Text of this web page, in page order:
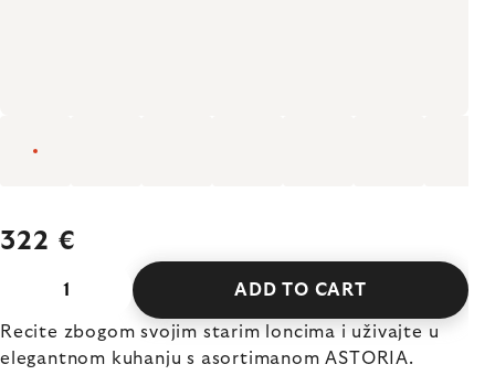
322 €
ADD TO CART
Recite zbogom svojim starim loncima i uživajte u
elegantnom kuhanju s asortimanom ASTORIA.